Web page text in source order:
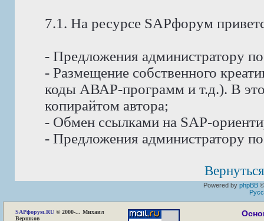
7.1. На ресурсе SAPфорум
- Предложения администратору
- Размещение собственного
коды АВАР-программ и т.д.). В
копирайтом автора;
- Обмен ссылками на SAP-
- Предложения администратору
Powered by phpBB
SAPфорум.RU © 2000-... Михаил
Вершков